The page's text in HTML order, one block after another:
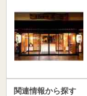
関連情報から探す